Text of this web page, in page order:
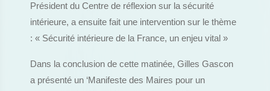
Président du Centre de réflexion sur la sécurité
intérieure, a ensuite fait une intervention sur le thème
: « Sécurité intérieure de la France, un enjeu vital »
Dans la conclusion de cette matinée, Gilles Gascon
a présenté un ‘Manifeste des Maires pour un